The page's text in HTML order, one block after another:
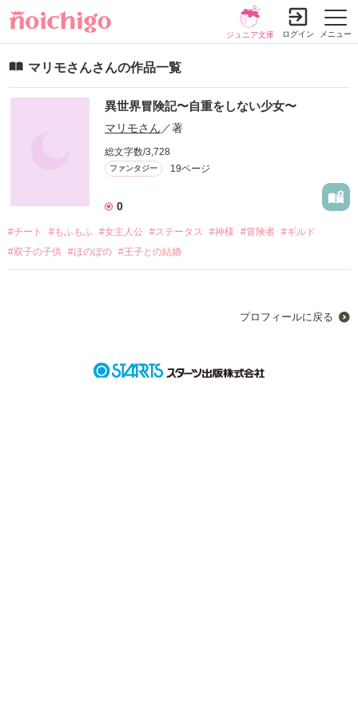
メニュー
ジュニア文庫 ログイン
マリモさんさんの作品一覧
異世界冒険記〜自重をしない少女〜
マリモさん ／著
総文字数/3,728
ファンタジー 19ページ
0
#チート #もふもふ #女主人公 #ステータス #神様 #冒険者 #ギルド
#双子の子供 #ほのぼの #王子との結婚
プロフィールに戻る